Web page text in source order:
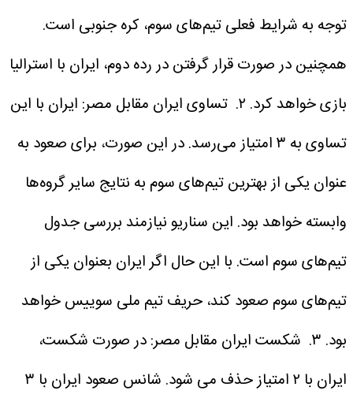
توجه به شرایط فعلی تیم‌های سوم، کره جنوبی است.
همچنین در صورت قرار گرفتن در رده دوم، ایران با استرالیا
بازی خواهد کرد. ۲. تساوی ایران مقابل مصر: ایران با این
تساوی به ۳ امتیاز می‌رسد. در این صورت، برای صعود به
عنوان یکی از بهترین تیم‌های سوم به نتایج سایر گروه‌ها
وابسته خواهد بود. این سناریو نیازمند بررسی جدول
تیم‌های سوم است. با این حال اگر ایران بعنوان یکی از
تیم‌های سوم صعود کند، حریف تیم ملی سوییس خواهد
بود. ۳. شکست ایران مقابل مصر: در صورت شکست،
ایران با ۲ امتیاز حذف می شود.
شانس صعود ایران با ۳